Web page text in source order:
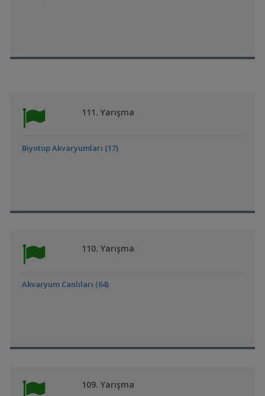
111. Yarışma
Biyotop Akvaryumları (17)
110. Yarışma
Akvaryum Canlıları (64)
109. Yarışma